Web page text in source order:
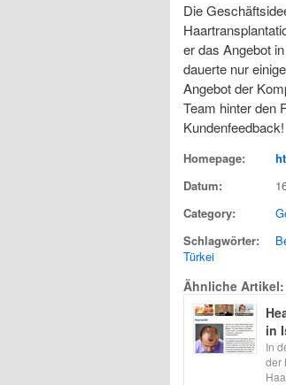
Die
er das Angebot
dauerte nur
Angebot der
Team hinter den
Kundenfeedback!
Homepage:
Datum:
Category:
Schlagwörter:
Türkei
Ähnliche Artikel:
in
In
der